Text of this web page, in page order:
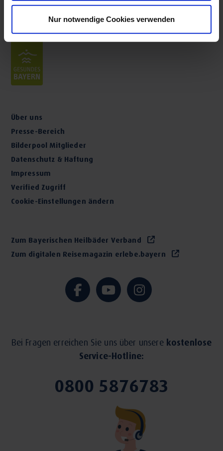
Nur notwendige Cookies verwenden
Über uns
Presse-Bereich
Bilderpool Mitglieder
Datenschutz & Haftung
Impressum
Verified Zugriff
Cookie-Einstellungen ändern
Zum Bayerischen Heilbäder Verband
Zum digitalen Reisemagazin erlebe.bayern
Bei Fragen erreichen Sie uns über unsere kostenlose
Service-Hotline:
0800 5876783